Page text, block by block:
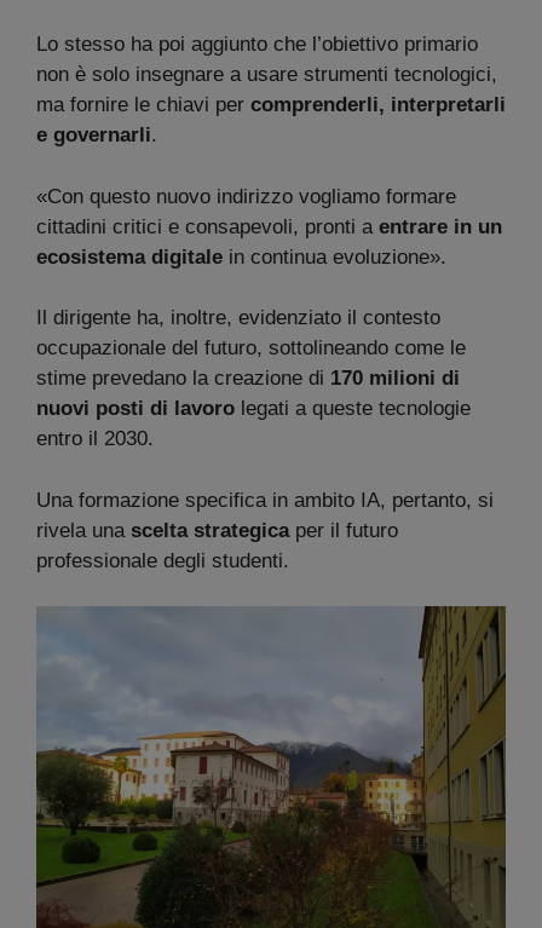
Lo stesso ha poi aggiunto che l’obiettivo primario
non è solo insegnare a usare strumenti tecnologici,
ma fornire le chiavi per comprenderli, interpretarli
e governarli.
«Con questo nuovo indirizzo vogliamo formare
cittadini critici e consapevoli, pronti a entrare in un
ecosistema digitale in continua evoluzione».
Il dirigente ha, inoltre, evidenziato il contesto
occupazionale del futuro, sottolineando come le
stime prevedano la creazione di 170 milioni di
nuovi posti di lavoro legati a queste tecnologie
entro il 2030.
Una formazione specifica in ambito IA, pertanto, si
rivela una scelta strategicaper il futuro
professionale degli studenti.